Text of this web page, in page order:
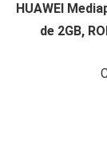
HUAWEI
de 2GB,